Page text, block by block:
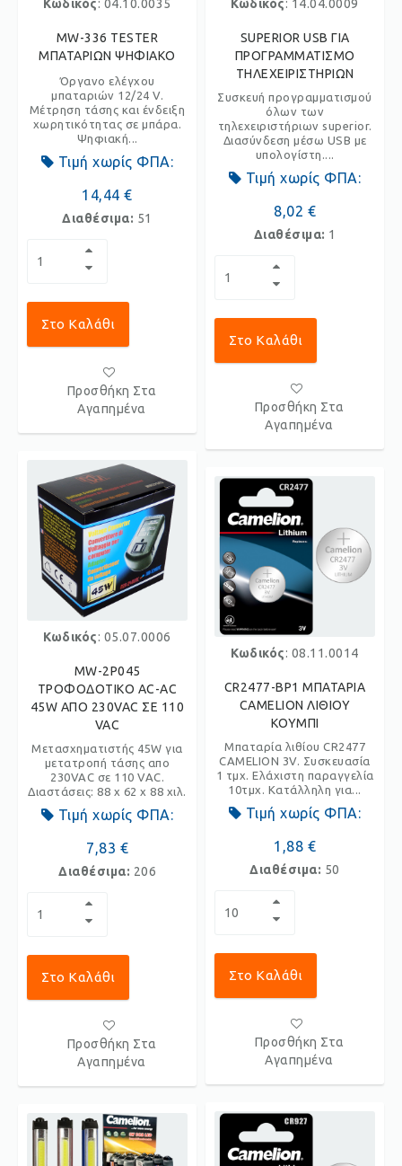
Κωδικός: 04.10.0035
MW-336 TESTER
ΜΠΑΤΑΡΙΩΝ ΨΗΦΙΑΚΟ
Όργανο ελέγχου
μπαταριών 12/24 V.
Μέτρηση τάσης και ένδειξη
χωρητικότητας σε μπάρα.
Ψηφιακή...
Τιμή χωρίς ΦΠΑ:
14,44 €
Διαθέσιμα: 51
Στο Καλάθι
Προσθήκη Στα
Αγαπημένα
Κωδικός: 05.07.0006
MW-2P045
ΤΡΟΦΟΔΟΤΙΚΟ AC-AC
45W ΑΠΟ 230VAC ΣΕ 110
VAC
Μετασχηματιστής 45W για
μετατροπή τάσης απο
230VAC σε 110 VAC.
Διαστάσεις: 88 x 62 x 88 χιλ.
Τιμή χωρίς ΦΠΑ:
7,83 €
Διαθέσιμα: 206
Στο Καλάθι
Προσθήκη Στα
Αγαπημένα
Κωδικός: 14.04.0009
SUPERIOR USB ΓΙΑ
ΠΡΟΓΡΑΜΜΑΤΙΣΜΟ
ΤΗΛΕΧΕΙΡΙΣΤΗΡΙΩΝ
Συσκευή προγραμματισμού
όλων των
τηλεχειριστήριων superior.
Διασύνδεση μέσω USB με
υπολογίστη....
Τιμή χωρίς ΦΠΑ:
8,02 €
Διαθέσιμα: 1
Στο Καλάθι
Προσθήκη Στα
Αγαπημένα
Κωδικός: 08.11.0014
CR2477-BP1 ΜΠΑΤΑΡΙΑ
CAMELION ΛΙΘΙΟΥ
ΚΟΥΜΠΙ
Μπαταρία λιθίου CR2477
CAMELION 3V. Συσκευασία
1 τμχ. Ελάχιστη παραγγελία
10τμχ. Κατάλληλη για...
Τιμή χωρίς ΦΠΑ:
1,88 €
Διαθέσιμα: 50
Στο Καλάθι
Προσθήκη Στα
Αγαπημένα